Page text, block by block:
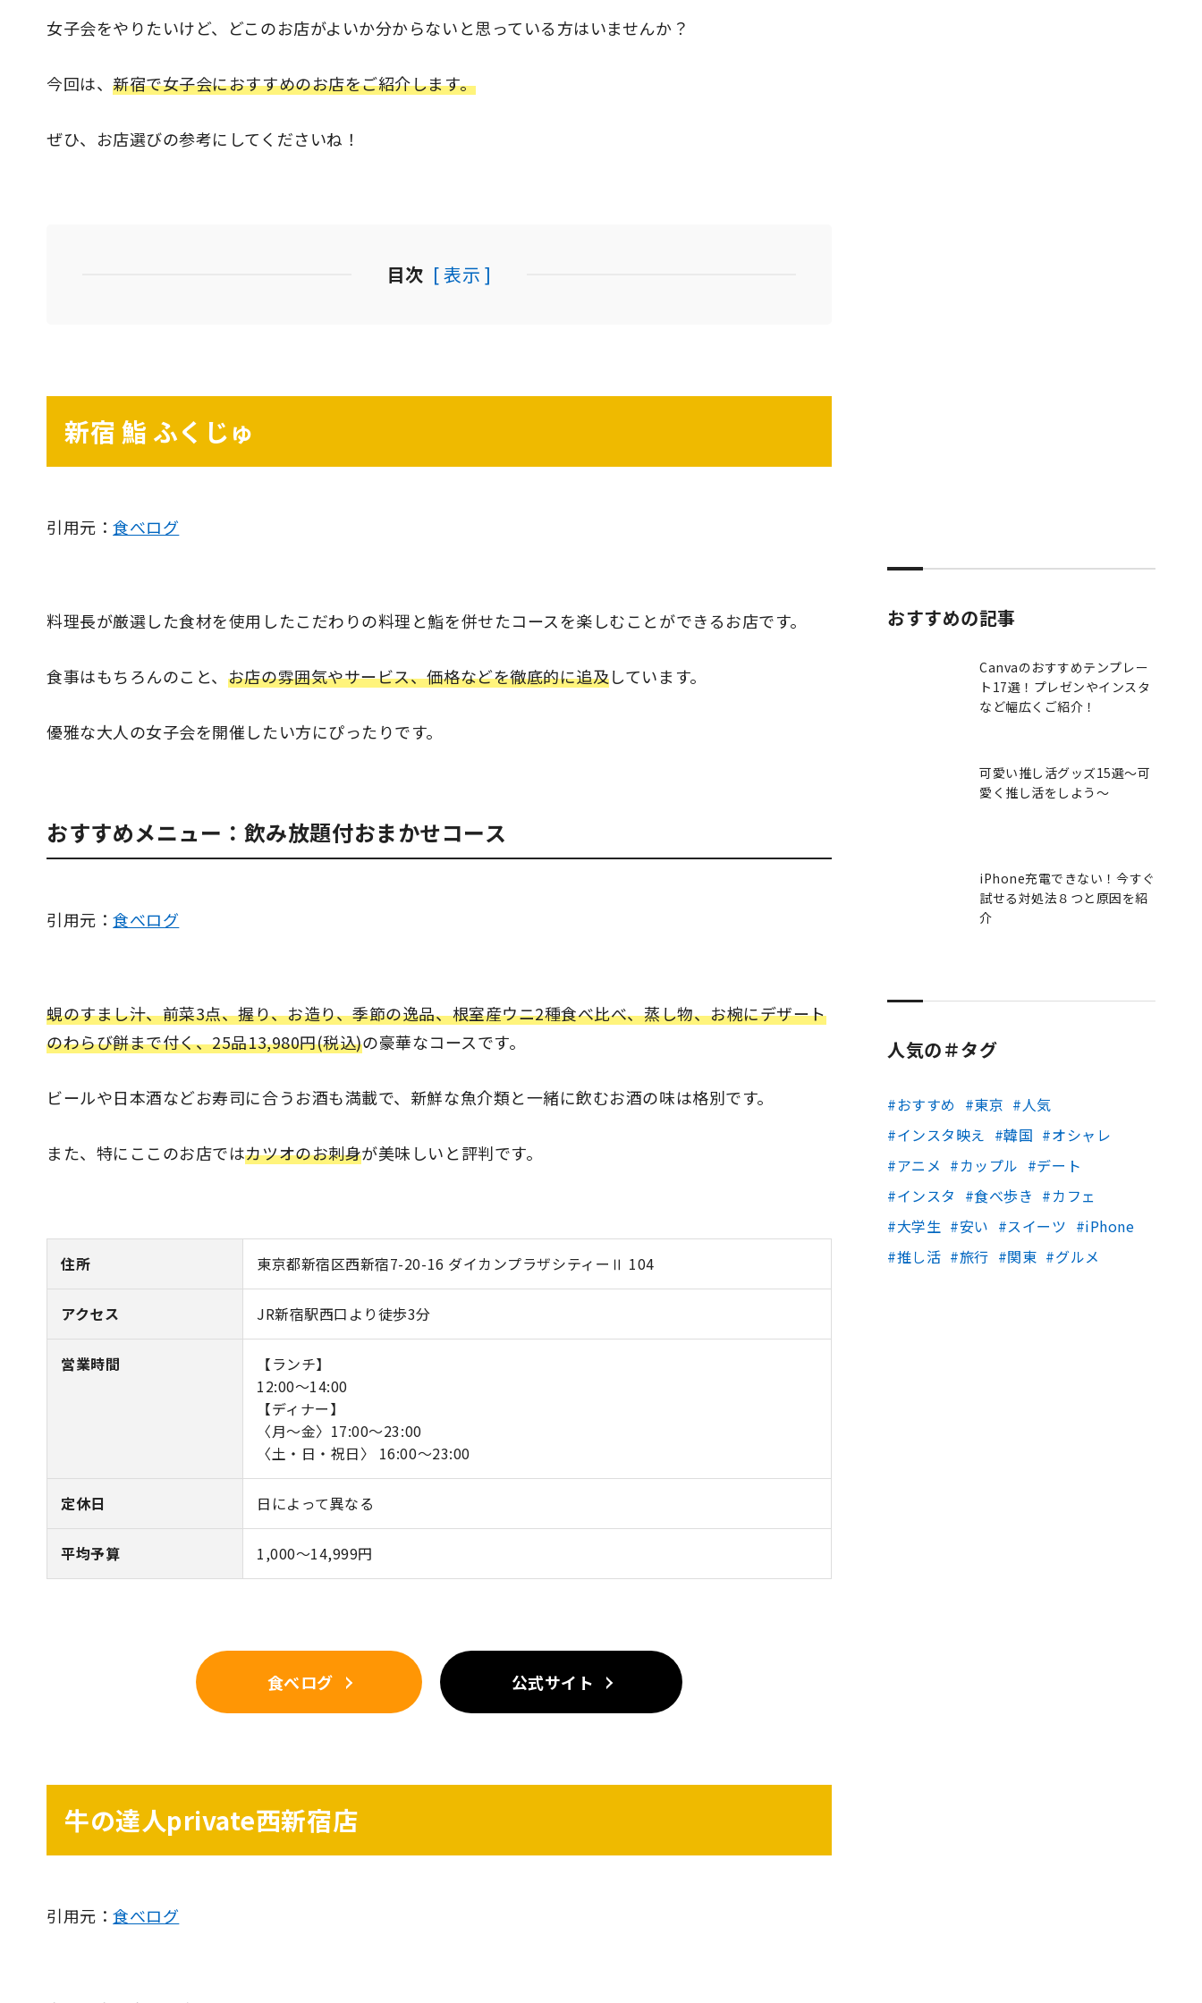
女子会をやりたいけど、どこのお店がよいか分からないと思っている方はいませんか？
今回は、新宿で女子会におすすめのお店をご紹介します。
ぜひ、お店選びの参考にしてくださいね！
目次 [ 表示 ]
新宿 鮨 ふくじゅ
引用元：食べログ
料理長が厳選した食材を使用したこだわりの料理と鮨を併せたコースを楽しむことができるお店です。
食事はもちろんのこと、 お店の雰囲気やサービス、価格などを徹底的に追及しています。
優雅な大人の女子会を開催したい方にぴったりです。
おすすめメニュー：飲み放題付おまかせコース
引用元：食べログ
蜆のすまし汁、前菜3点、握り、お造り、季節の逸品、根室産ウニ2種食べ比べ、蒸し物、お椀にデザート
のわらび餅まで付く、25品13,980円(税込)の豪華なコースです。
ビールや日本酒などお寿司に合うお酒も満載で、新鮮な魚介類と一緒に飲むお酒の味は格別です。
また、特にここのお店ではカツオのお刺身が美味しいと評判です。
住所 東京都新宿区西新宿7-20-16 ダイカンプラザシティーⅡ 104
アクセス JR新宿駅西口より徒歩3分
営業時間
【ランチ】
12:00～14:00
【ディナー】
〈月～金〉17:00～23:00
〈土・日・祝日〉 16:00～23:00
定休日 日によって異なる
平均予算 1,000～14,999円
食べログ 公式サイト
牛の達人private西新宿店
引用元：食べログ
おすすめの記事
Canvaのおすすめテンプレー
ト17選！プレゼンやインスタ
など幅広くご紹介！
可愛い推し活グッズ15選～可
愛く推し活をしよう～
iPhone充電できない！今すぐ
試せる対処法８つと原因を紹
介
人気の＃タグ
おすすめ 東京
人気
インスタ映え
韓国
オシャレ
アニメ
カップル
デート
インスタ
食べ歩き
カフェ
大学生
安い スイーツ
iPhone
推し活
旅行 関東 グルメ